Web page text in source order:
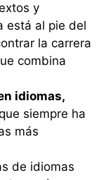
y
está al pie del
la carrera
combina
idiomas,
siempre ha
más
de idiomas